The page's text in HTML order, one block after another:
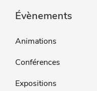
Évènements
Animations
Conférences
Expositions